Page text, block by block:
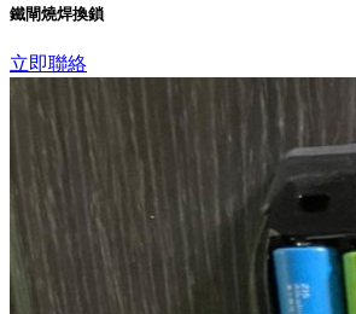
鐵閘燒焊換鎖
立即聯絡